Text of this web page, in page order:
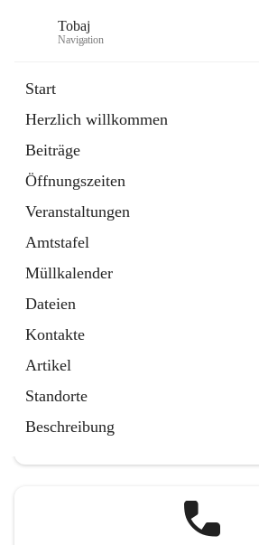
Tobaj
Navigation
Start
Herzlich willkommen
Beiträge
Öffnungszeiten
Veranstaltungen
Amtstafel
Müllkalender
Dateien
Kontakte
Artikel
Standorte
Beschreibung
Externe Webseite
in
Tab
Formulare
2 Schnellzugriffe